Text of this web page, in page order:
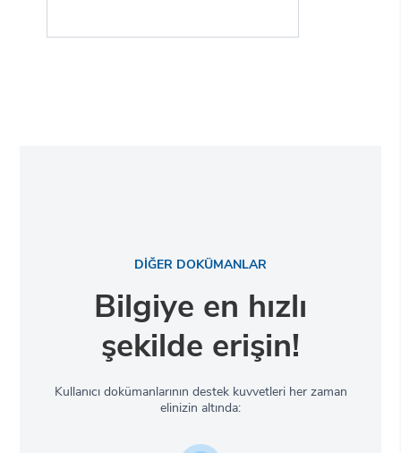
DİĞER DOKÜMANLAR
Bilgiye en hızlı
şekilde erişin!
Kullanıcı dokümanlarının destek kuvvetleri her zaman
elinizin altında: